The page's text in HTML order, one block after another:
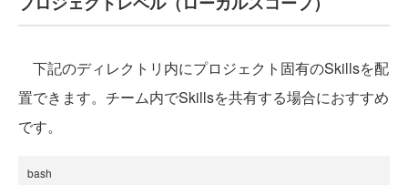
下記のディレクトリ内にプロジェクト固有のSkillsを配
置できます。チーム内でSkillsを共有する場合におすすめ
です。
bash